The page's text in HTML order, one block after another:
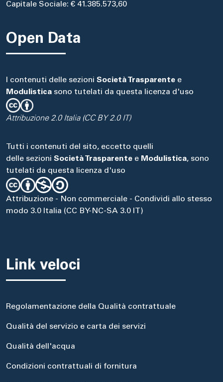
Capitale Sociale: € 41.385.573,60
Open Data
I contenuti delle sezioni Società Trasparente e
Modulistica sono tutelati da questa licenza d'uso
Attribuzione 2.0 Italia (CC BY 2.0 IT)
Tutti i contenuti del sito, eccetto quelli
delle sezioni Società Trasparente e Modulistica, sono
tutelati da questa licenza d'uso
Attribuzione - Non commerciale - Condividi allo stesso
modo 3.0 Italia (CC BY-NC-SA 3.0 IT)
Link veloci
Regolamentazione della Qualità contrattuale
Qualità del servizio e carta dei servizi
Qualità dell'acqua
Condizioni contrattuali di fornitura